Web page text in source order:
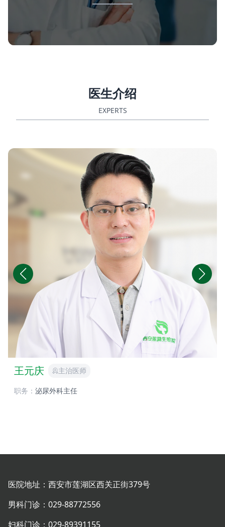
医生介绍
EXPERTS
王元庆 主治医师
职务： 泌尿外科主任
医院地址：西安市莲湖区西关正街379号
男科门诊： 029-88772556
妇科门诊： 029-89391155